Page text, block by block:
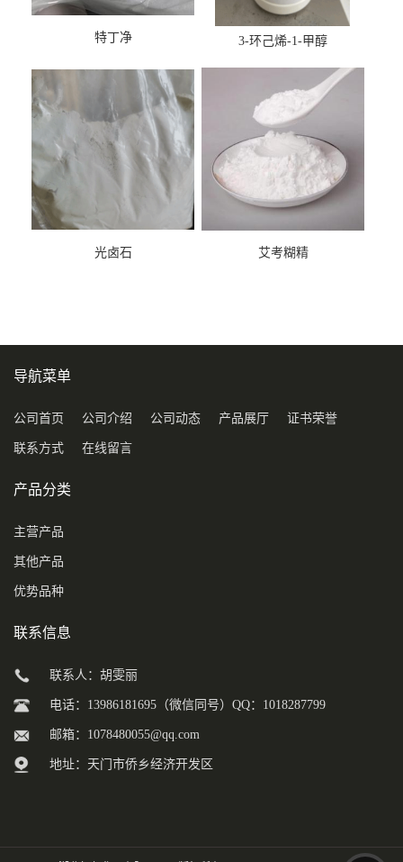
特丁净 3-环己烯-1-甲醇
光卤石 艾考糊精
导航菜单
公司首页 公司介绍 公司动态 产品展厅 证书荣誉
联系方式 在线留言
产品分类
主营产品
其他产品
优势品种
联系信息
联系人：胡雯丽
电话：13986181695（微信同号）QQ：1018287799
邮箱： 1078480055@qq.com
地址：天门市侨乡经济开发区